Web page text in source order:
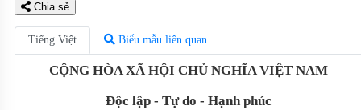
Chia sẻ
Tiếng Việt Biểu mẫu liên quan
CỘNG HÒA XÃ HỘI CHỦ NGHĨA VIỆT NAM
Độc lập - Tự do - Hạnh phúc